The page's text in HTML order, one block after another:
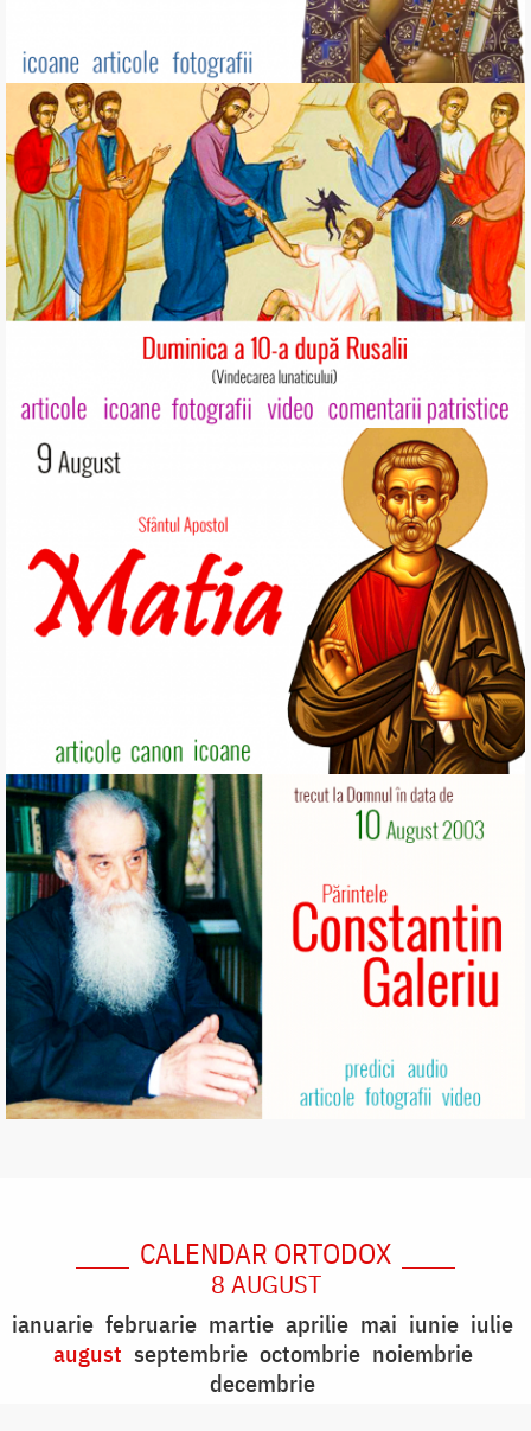
CALENDAR ORTODOX
8 AUGUST
ianuarie februarie martie aprilie mai iunie iulie
august septembrie octombrie noiembrie
decembrie